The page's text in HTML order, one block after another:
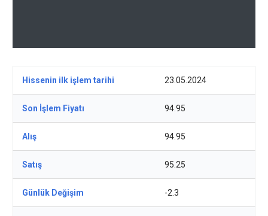
Hissenin ilk işlem tarihi 23.05.2024
Son İşlem Fiyatı 94.95
Alış 94.95
Satış 95.25
Günlük Değişim -2.3